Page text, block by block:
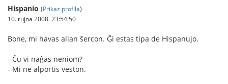
Hispanio (Prikaz profila)
10. rujna 2008. 23:54:50
Bone, mi havas alian ŝercon. Ĝi estas tipa de Hispanujo.
- Ĉu vi naĝas neniom?
- Mi ne alportis veston.